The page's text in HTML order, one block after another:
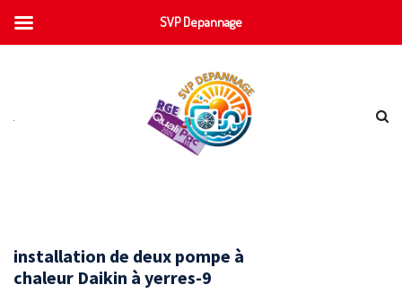
installation de deux pompe à
chaleur Daikin à yerres-9
SVP Depannage